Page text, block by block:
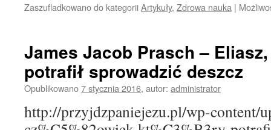
Zaszufladkowano do kategoriiArtykuły, Zdrowa nauka |
James Jacob Prasch –
potrafił sprowadzić deszcz
Opublikowano7 stycznia 2016, autor: administrator
http://przyjdzpaniejezu.pl/wp-content/